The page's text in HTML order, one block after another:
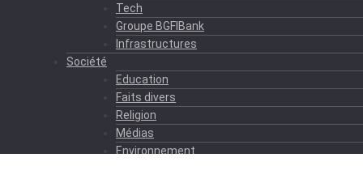
Tech
Groupe BGFIBank
Infrastructures
Société
Education
Faits divers
Religion
Médias
Environnement